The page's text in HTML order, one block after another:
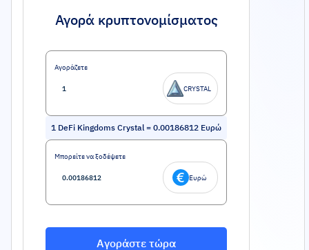
Αγορά κρυπτονομίσματος
Αγοράζετε
CRYSTAL
1 DeFi Kingdoms Crystal= 0.00186812 Ευρώ
Μπορείτε να ξοδέψετε
Ευρώ
Αγοράστε τώρα